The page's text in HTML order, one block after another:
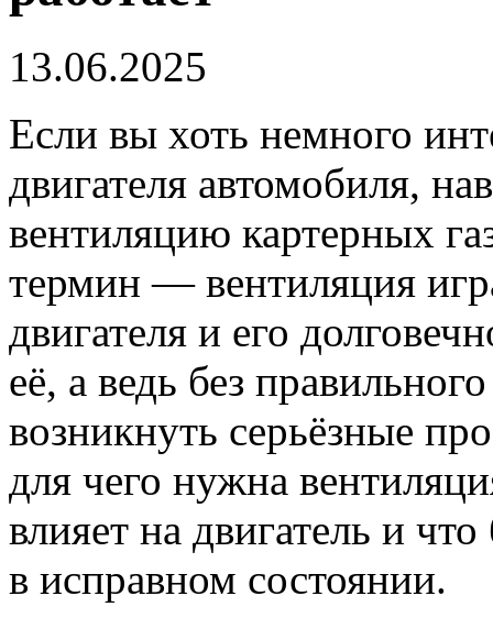
13.06.2025
Если вы хоть немного
двигателя автомобиля,
вентиляцию картерных
термин — вентиляция
двигателя и его
её, а ведь без
возникнуть серьёзные
для чего нужна
влияет на двигатель и
в исправном состоянии.